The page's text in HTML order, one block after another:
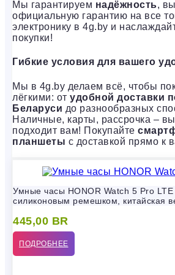
Мы гарантируем надёжность,
официальную гарантию на все
электронику в 4g.by и
покупки!
Гибкие условия для вашего
Мы в 4g.by делаем всё, чтобы
лёгкими: от удобной доставки
Беларуси до разнообразных
Наличные, карты, рассрочка –
подходит вам! Покупайте
планшеты с доставкой прямо к
Умные часы HONOR Watch 5 Pro
силиконовым ремешком, китайская
445,00 BR
ПОДРОБНЕЕ